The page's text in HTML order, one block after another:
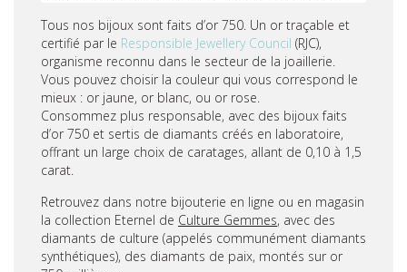
Tous nos bijoux sont faits d’or 750. Un or traçable et
certifié par le Responsible Jewellery Council (RJC),
organisme reconnu dans le secteur de la joaillerie.
Vous pouvez choisir la couleur qui vous correspond le
mieux : or jaune, or blanc, ou or rose.
Consommez plus responsable, avec des bijoux faits
d’or 750 et sertis de diamants créés en laboratoire,
offrant un large choix de caratages, allant de 0,10 à 1,5
carat.
Retrouvez dans notre bijouterie en ligne ou en magasin
la collection Eternel de Culture Gemmes, avec des
diamants de culture (appelés communément diamants
synthétiques), des diamants de paix, montés sur or